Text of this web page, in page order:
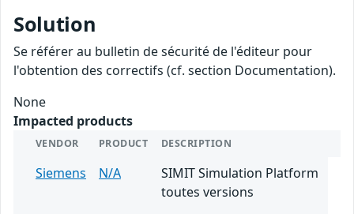
Solution
Se référer au bulletin de sécurité de l'éditeur pour
l'obtention des correctifs (cf. section Documentation).
None
Impacted products
VENDOR PRODUCT DESCRIPTION
Siemens N/A
SIMIT Simulation Platform
toutes versions